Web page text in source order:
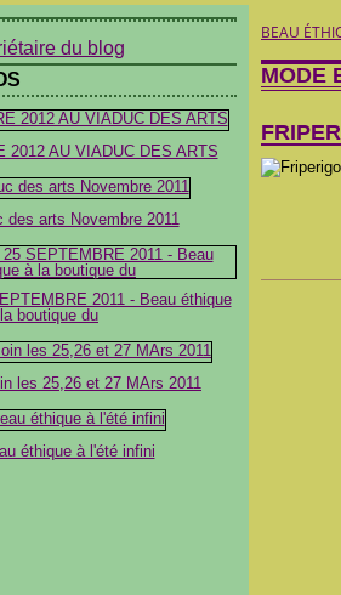
du blog
2012 AU VIADUC DES ARTS
des arts Novembre 2011
2011 - Beau éthique
boutique du
les 25,26 et 27 MArs 2011
éthique à l'été infini
BEAU
MODE